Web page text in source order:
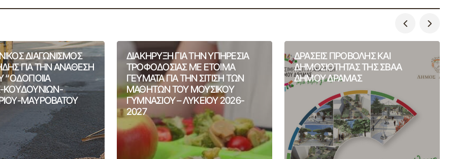
ΔΙΑΓΩΝΙΣΜΟΣ
ΓΙΑ ΤΗΝ ΑΝΑΘΕΣΗ
“ΟΔΟΠΟΙΙΑ
ΚΟΥΔΟΥΝΙΩΝ-
ΜΑΥΡΟΒΑΤΟΥ
ΔΙΑΚΗΡΥΞΗ ΓΙΑ ΤΗΝ ΥΠΗΡΕΣΙΑ
ΤΡΟΦΟΔΟΣΙΑΣ ΜΕ ΕΤΟΙΜΑ
ΓΕΥΜΑΤΑ ΓΙΑ ΤΗΝ ΣΙΤΙΣΗ ΤΩΝ
ΜΑΘΗΤΩΝ ΤΟΥ ΜΟΥΣΙΚΟΥ
ΓΥΜΝΑΣΙΟΥ – ΛΥΚΕΙΟΥ 2026-
2027
ΔΡΑΣΕΙΣ ΠΡΟΒΟΛΗΣ ΚΑΙ
ΔΗΜΟΣΙΟΤΗΤΑΣ ΤΗΣ ΣΒΑΑ
ΔΗΜΟΥ ΔΡΑΜΑΣ